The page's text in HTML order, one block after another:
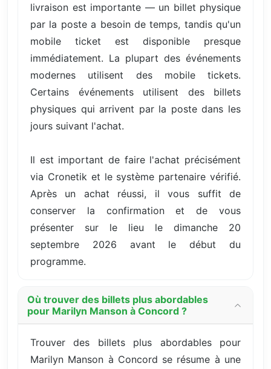
livraison est importante — un billet physique
par la poste a besoin de temps, tandis qu'un
mobile ticket est disponible presque
immédiatement. La plupart des événements
modernes utilisent des mobile tickets.
Certains événements utilisent des billets
physiques qui arrivent par la poste dans les
jours suivant l'achat.
Il est important de faire l'achat précisément
via Cronetik et le système partenaire vérifié.
Après un achat réussi, il vous suffit de
conserver la confirmation et de vous
présenter sur le lieu le dimanche 20
septembre 2026 avant le début du
programme.
Où trouver des billets plus abordables
pour Marilyn Manson à Concord ?
Trouver des billets plus abordables pour
Marilyn Manson à Concord se résume à une